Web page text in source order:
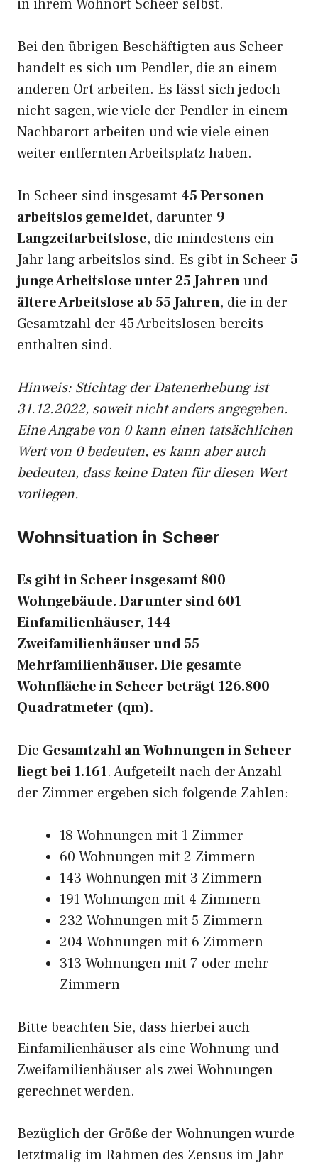
in ihrem Wohnort Scheer selbst.
Bei den übrigen Beschäftigten aus Scheer
handelt es sich um Pendler, die an einem
anderen Ort arbeiten. Es lässt sich jedoch
nicht sagen, wie viele der Pendler in einem
Nachbarort arbeiten und wie viele einen
weiter entfernten Arbeitsplatz haben.
In Scheer sind insgesamt 45 Personen
arbeitslos gemeldet, darunter 9
Langzeitarbeitslose, die mindestens ein
Jahr lang arbeitslos sind. Es gibt in Scheer 5
junge Arbeitslose unter 25 Jahrenund
ältere Arbeitslose ab 55 Jahren, die in der
Gesamtzahl der 45 Arbeitslosen bereits
enthalten sind.
Hinweis: Stichtag der Datenerhebung ist
31.12.2022, soweit nicht anders angegeben.
Eine Angabe von 0 kann einen tatsächlichen
Wert von 0 bedeuten, es kann aber auch
bedeuten, dass keine Daten für diesen Wert
vorliegen.
Wohnsituation in Scheer
Es gibt in Scheer insgesamt 800
Wohngebäude. Darunter sind 601
Einfamilienhäuser, 144
Zweifamilienhäuser und 55
Mehrfamilienhäuser. Die gesamte
Wohnfläche in Scheer beträgt 126.800
Quadratmeter (qm).
Die Gesamtzahl an Wohnungen in Scheer
liegt bei 1.161. Aufgeteilt nach der Anzahl
der Zimmer ergeben sich folgende Zahlen:
18 Wohnungen mit 1 Zimmer
60 Wohnungen mit 2 Zimmern
143 Wohnungen mit 3 Zimmern
191 Wohnungen mit 4 Zimmern
232 Wohnungen mit 5 Zimmern
204 Wohnungen mit 6 Zimmern
313 Wohnungen mit 7 oder mehr
Zimmern
Bitte beachten Sie, dass hierbei auch
Einfamilienhäuser als eine Wohnung und
Zweifamilienhäuser als zwei Wohnungen
gerechnet werden.
Bezüglich der Größe der Wohnungen wurde
letztmalig im Rahmen des Zensus im Jahr